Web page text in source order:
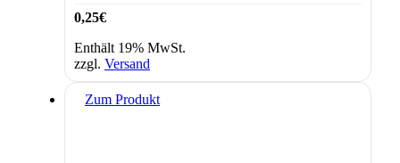
0,25€
Enthält 19% MwSt.
zzgl. Versand
Zum Produkt